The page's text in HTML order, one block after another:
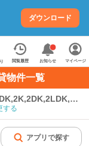
ダウンロード
閲覧履歴 お知らせ マイページ
物件一覧
する
アプリで探す